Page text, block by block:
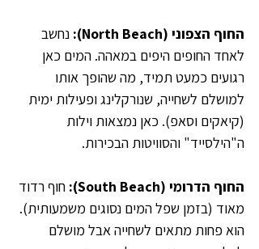
החוף הצפוני (North Beach):
נחשב
לאחד החופים היפים במאהה. המים כאן
רגועים כמעט תמיד, מה שהופך אותו
למושלם לשחייה, שנורקלינג ופעילות ימית
(קיאקים וסאפ). כאן נמצאות וילות
ה"הילסייד" והסוויטות הבכירות.
החוף הדרומי (South Beach):
חוף רדוד
מאוד (בזמן שפל המים נסוגים משמעותית).
הוא פחות מתאים לשחייה אבל מושלם